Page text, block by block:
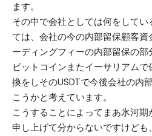
ます。
その中で会社としては何をして
ては、会社の今の内部留保顧客
ーディングフィーの内部留保の
ビットコインまたイーサリアム
換をしそのUSDTで今後会社の内
こうかと考えています。
こうすることによってまあ氷河
申し上げて分からないですけど